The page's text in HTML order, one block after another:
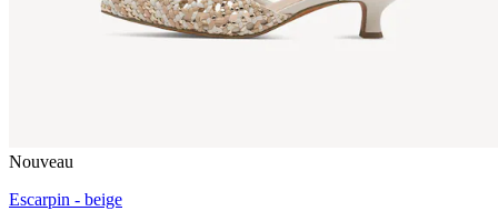
Nouveau
Escarpin - beige